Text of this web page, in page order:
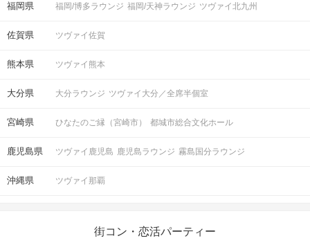
福岡県 福岡/博多ラウンジ 福岡/天神ラウンジ ツヴァイ北九州
佐賀県 ツヴァイ佐賀
熊本県 ツヴァイ熊本
大分県 大分ラウンジ ツヴァイ大分／全席半個室
宮崎県 ひなたのご縁（宮崎市） 都城市総合文化ホール
鹿児島県 ツヴァイ鹿児島 鹿児島ラウンジ 霧島国分ラウンジ
沖縄県 ツヴァイ那覇
街コン・恋活パーティー